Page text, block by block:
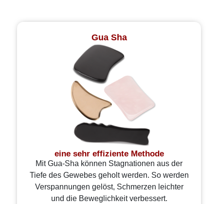
Gua Sha
eine sehr effiziente Methode
Mit Gua-Sha können Stagnationen aus der
Tiefe des Gewebes geholt werden. So werden
Verspannungen gelöst, Schmerzen leichter
und die Beweglichkeit verbessert.